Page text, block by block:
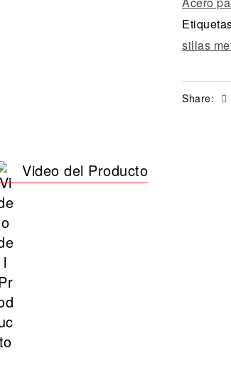
sillas
Share:
Video del Producto